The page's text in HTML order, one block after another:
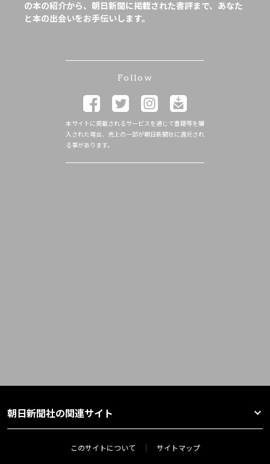
の本の紹介から、朝日新聞に掲載された書評まで、あなた
と本の出会いをお手伝いします。
Follow
本サイトに掲載されるサービスを通じて書籍等を購
入された場合、売上の一部が朝日新聞社に還元され
る事があります。
朝日新聞社の関連サイト
このサイトについて サイトマップ